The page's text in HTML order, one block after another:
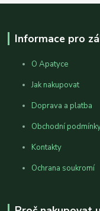
Informace pro
O Apatyce
Jak nakupovat
Doprava a platba
Obchodní
Kontakty
Ochrana soukromí